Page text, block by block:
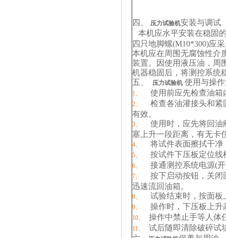
四、 压力试验机安装与调试
本机应水平安装在稳固
四只地脚螺(M10*300)应
本机应在周围无腐蚀性介
装置。因使用液压油，周
机器稳固后，将测控系统
五、
压力试验机 使用与操
1、 使用前应先检查油箱
2、 检查各油灌接头和紧
有效。
3、 使用时，应先将回油
塞上升一段距离，有无卡
4、 将试件表面擦拭干净
5、 按试件下压板定位线
6、 接通测控系统电源(
7、 按下启动按钮，关闭
迅速流回油箱。
8、 试验结束时，按面板
9、 操作时，下压板上升
10、 操作中禁止手等人体
11、 试后随即清除破碎试